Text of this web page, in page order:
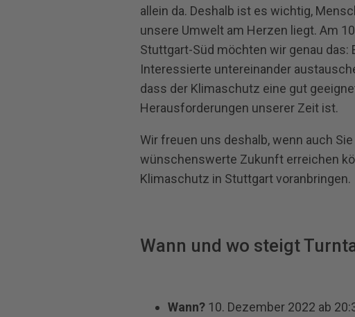
allein da. Deshalb ist es wichtig,
unsere Umwelt am Herzen liegt. Am
Stuttgart-Süd möchten wir genau das:
Interessierte untereinander
dass der Klimaschutz eine gut
Herausforderungen unserer Zeit ist.
Wir freuen uns deshalb, wenn auch
wünschenswerte Zukunft erreichen
Klimaschutz in Stuttgart voranbringen.
Wann und wo steigt
Wann? 10. Dezember 2022 ab